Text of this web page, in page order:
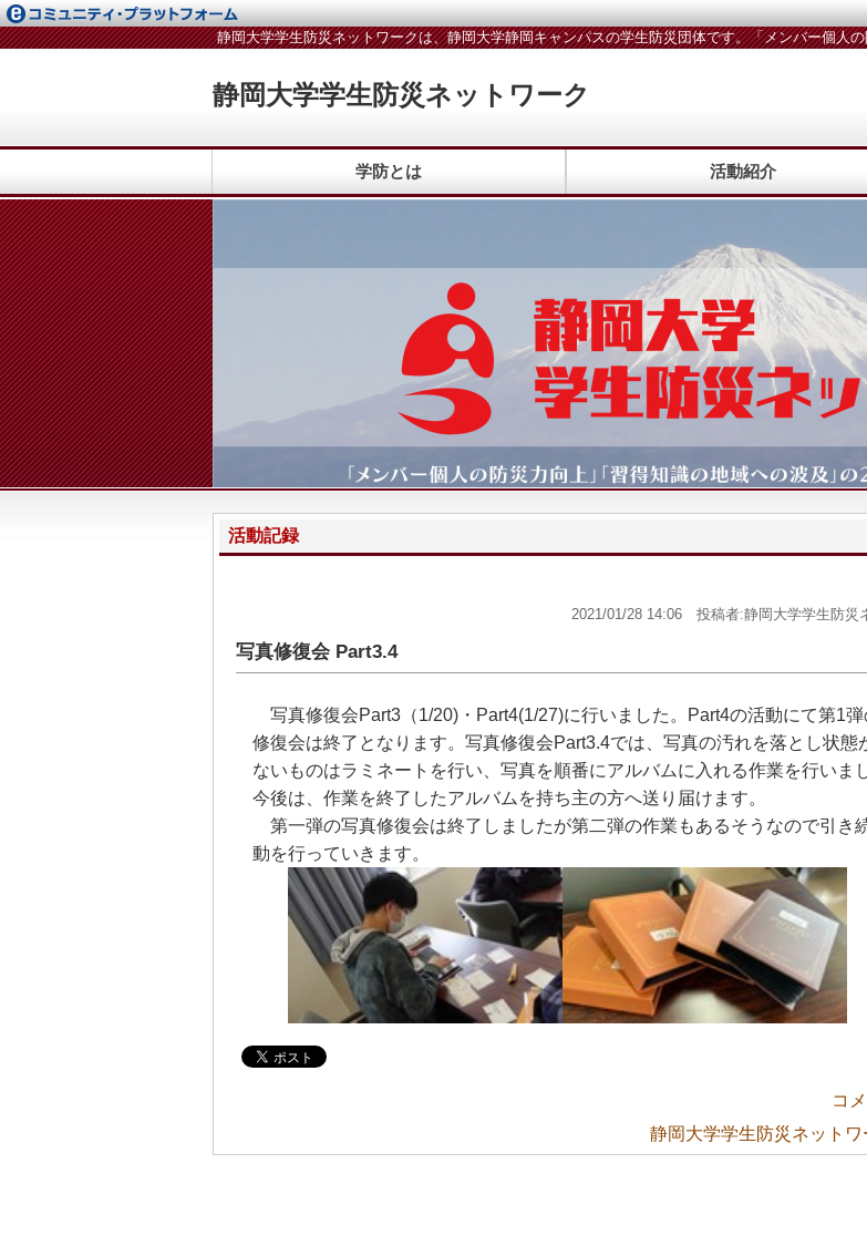
静岡大学学生防災ネットワーク
静岡大学学生防災ネットワークは、静岡大学静岡キャンパスの学生防災団体です。「メンバー個人
学防とは 活動紹介
活動記録
2021/01/28 14:06 投稿者:静岡大学学生防災
写真修復会 Part3.4
写真修復会Part3（1/20)・Part4(1/27)に行いました。Part4の活動にて第1
修復会は終了となります。写真修復会Part3.4では、写真の汚れを落とし状態
ないものはラミネートを行い、写真を順番にアルバムに入れる作業を行いま
今後は、作業を終了したアルバムを持ち主の方へ送り届けます。
第一弾の写真修復会は終了しましたが第二弾の作業もあるそうなので引き
動を行っていきます。
コ
静岡大学学生防災ネットワ